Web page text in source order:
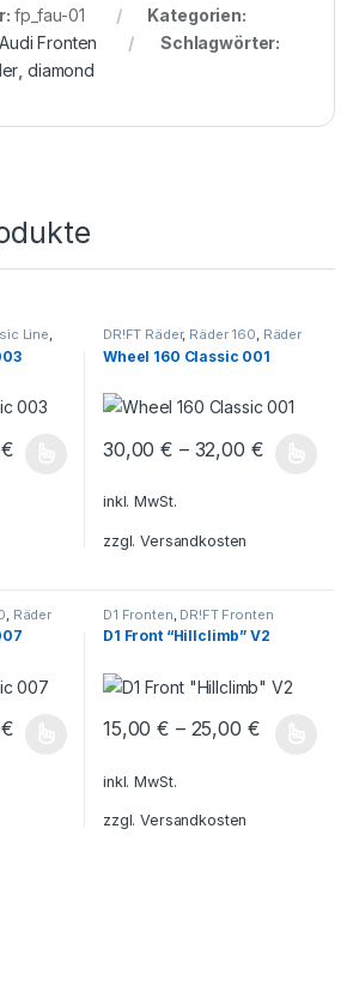
fp_fau-01
Kategorien:
Audi Fronten
Schlagwörter:
diamond
Line,
€
mehrere Varianten auf. Die Optionen
DR!FT Räder, Räder 160, Räder
Classic Line
Wheel 160 Classic 001
30,00€ – 32,00 €
Dieses Produkt weist mehrere
inkl. MwSt.
zzgl.Versandkosten
Räder
€
D1 Fronten DR!FT Fronten
D1 Front “Hillclimb” V2
15,00€ – 25,00 €
inkl. MwSt.
zzgl.Versandkosten